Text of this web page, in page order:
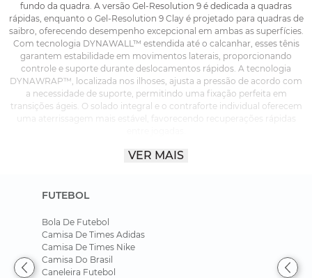
fundo da quadra. A versão Gel-Resolution 9 é dedicada a quadras
rápidas, enquanto o Gel-Resolution 9 Clay é projetado para quadras de
saibro, oferecendo desempenho excepcional em ambas as superfícies.
Com tecnologia DYNAWALL™ estendida até o calcanhar, esses tênis
garantem estabilidade em movimentos laterais, proporcionando
controle e suporte durante deslocamentos rápidos. A tecnologia
DYNAWRAP™, localizada nos ilhoses, ajusta a pressão de acordo com
a necessidade de suporte, permitindo uma fixação perfeita em
transições ágeis. O solado integral e o contraforte individual oferecem
uma aterrissagem mais estável, favorecendo recuperações rápidas
durabilidade na ponta do calçado, e o cabedal em mesh DYNAFIT™,
partidas. Além disso, o solado AHARPLUS™ é formulado para resistir à
abrasão, proporcionando maior flexibilidade e durabilidade. O
amortecimento GEL™ no calcanhar e na parte frontal garante
excelente absorção de impacto, resultando em uma passada macia e
VER MAIS
FUTEBOL
Bola De Futebol
Camisa De Times Adidas
Camisa De Times Nike
Camisa Do Brasil
Caneleira Futebol